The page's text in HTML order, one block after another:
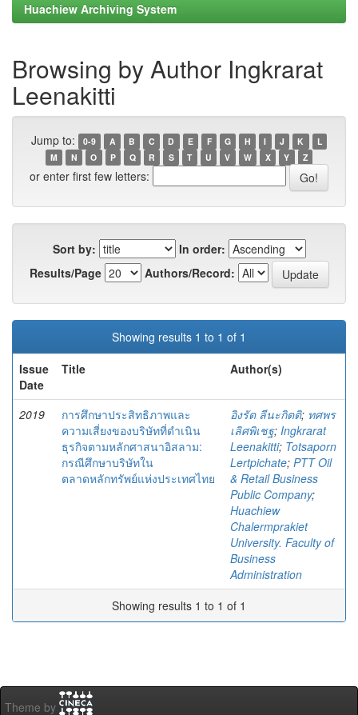
Huachiew Archiving System
Browsing by Author Ingkrarat
Leenakitti
Jump to: 0-9 A B C D E F G H I J K
L
M
N O P Q R S T U V W X Y Z
or enter first few letters:
Sort by:
In order:
Results/Page
Authors/Record:
Showing results 1 to 1 of 1
Issue
Date
Title Author(s)
2019
การศึกษาประสิทธิภาพและ
ความเสี่ยงของบริษัทที่ดำเนิน
ธุรกิจตามหลักศาสนาอิสลาม:
กรณีศึกษาบริษัทใน
ตลาดหลักทรัพย์แห่งประเทศไทย
อิงรัต ลีนะกิตติ; ทศพร
เลิศพิเชฐ; Ingkrarat
Leenakitti; Totsaporn
Lertpichate; PTT Oil
& Retail Business
Public Company;
Huachiew
Chalermprakiet
University. Faculty of
Business
Administration
Showing results 1 to 1 of 1
Theme by